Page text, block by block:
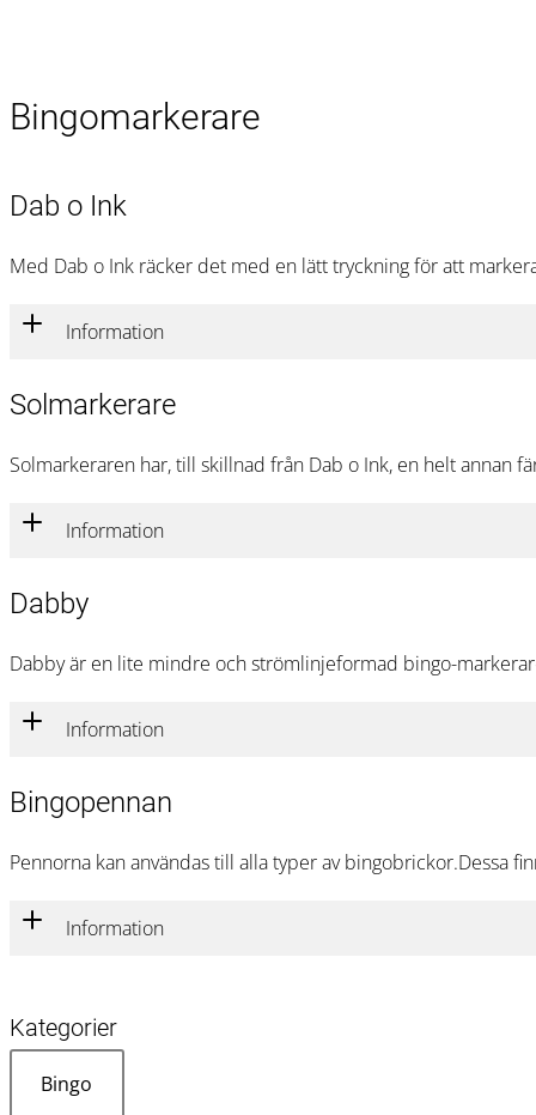
Bingomarkerare
Dab o Ink
Med Dab o Ink räcker det med en lätt tryckning för att
Information
Solmarkerare
Solmarkeraren har, till skillnad från Dab o Ink, en helt annan
Information
Dabby
Dabby är en lite mindre och strömlinjeformad bingo-
Information
Bingopennan
Pennorna kan användas till alla typer av bingobrickor.Dessa
Information
Kategorier
Bingo